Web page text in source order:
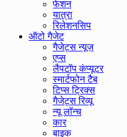
फेशन
यात्रा
रिलेशनसिप
ऑटो गैजेट
गैजेट्स न्यूज़
एप्स
लैपटॉप कंप्यूटर
स्मार्टफोन टैब
टिप्स ट्रिक्स
गैजेट्स रिव्यू
न्यू लॉन्च
कार
बाइक